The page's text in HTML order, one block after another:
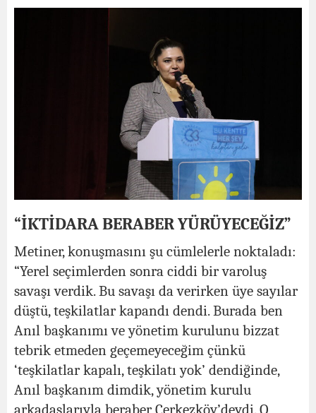
“İKTİDARA BERABER YÜRÜYECEĞİZ”
Metiner, konuşmasını şu cümlelerle noktaladı:
“Yerel seçimlerden sonra ciddi bir varoluş
savaşı verdik. Bu savaşı da verirken üye sayılar
düştü, teşkilatlar kapandı dendi. Burada ben
Anıl başkanımı ve yönetim kurulunu bizzat
tebrik etmeden geçemeyeceğim çünkü
‘teşkilatlar kapalı, teşkilatı yok’ dendiğinde,
Anıl başkanım dimdik, yönetim kurulu
arkadaşlarıyla beraber Çerkezköy’deydi. O